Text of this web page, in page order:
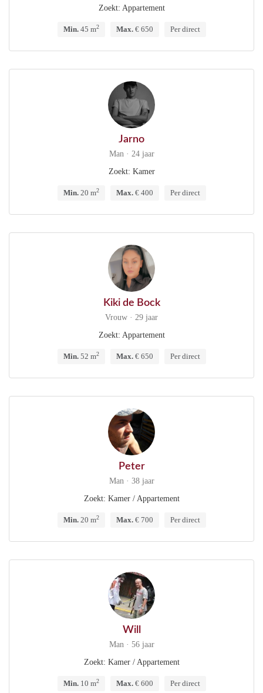
Zoekt: Appartement
Min.45 m2 Max.€ 650 Per direct
Jarno
Man · 24 jaar
Zoekt: Kamer
Min.20 m2 Max.€ 400 Per direct
Kiki de Bock
Vrouw · 29 jaar
Zoekt: Appartement
Min.52 m2 Max.€ 650 Per direct
Peter
Man · 38 jaar
Zoekt: Kamer / Appartement
Min.20 m2 Max.€ 700 Per direct
Will
Man · 56 jaar
Zoekt: Kamer / Appartement
Min.10 m2 Max.€ 600 Per direct